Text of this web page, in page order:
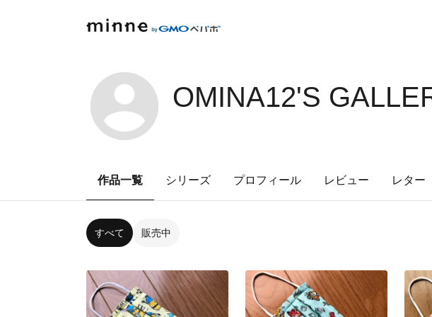
OMINA12'S
作品一覧 シリーズ プロフィール レビュー レター
すべて 販売中